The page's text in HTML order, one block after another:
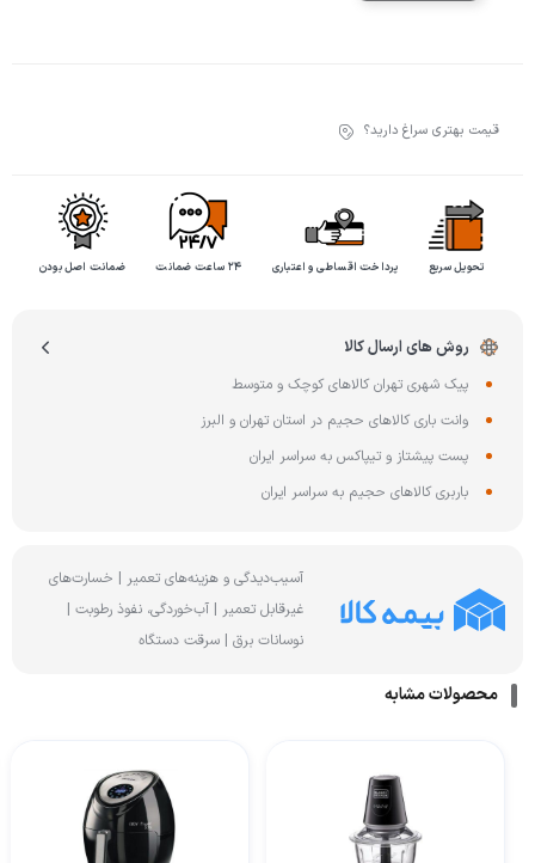
قیمت بهتری سراغ دارید؟
تحویل سریع پرداخت اقساطی و اعتباری ۲۴ ساعت ضمانت ضمانت اصل بودن
روش های ارسال کالا
پیک شهری تهران کالاهای کوچک و متوسط
وانت باری کالاهای حجیم در استان تهران و البرز
پست پیشتاز و تیپاکس به سراسر ایران
باربری کالاهای حجیم به سراسر ایران
آسیب‌دیدگی و هزینه‌های تعمیر | خسارت‌های
غیرقابل تعمیر | آب‌خوردگی، نفوذ رطوبت |
نوسانات برق | سرقت دستگاه
محصولات مشابه